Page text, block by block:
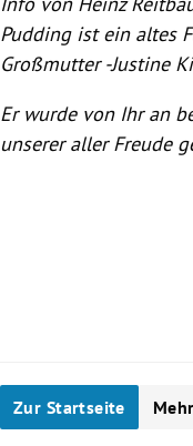
Pudding ist ein altes
Großmutter -Justine
Er wurde von Ihr an
unserer aller Freude
Zur Startseite